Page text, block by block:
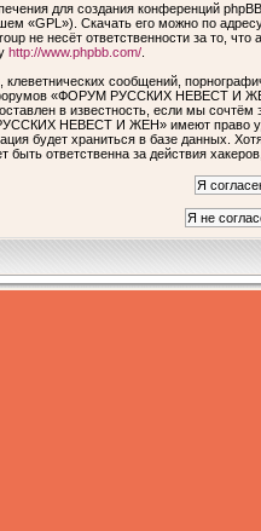
для создания конференций
«GPL»). Скачать его можно по
не несёт ответственности за то,
http://www.phpbb.com/.
сообщений,
форумов «ФОРУМ РУССКИХ НЕВЕСТ И
в известность, если мы
НЕВЕСТ И ЖЕН» имеют право
будет храниться в базе данных.
за действия хакеров,